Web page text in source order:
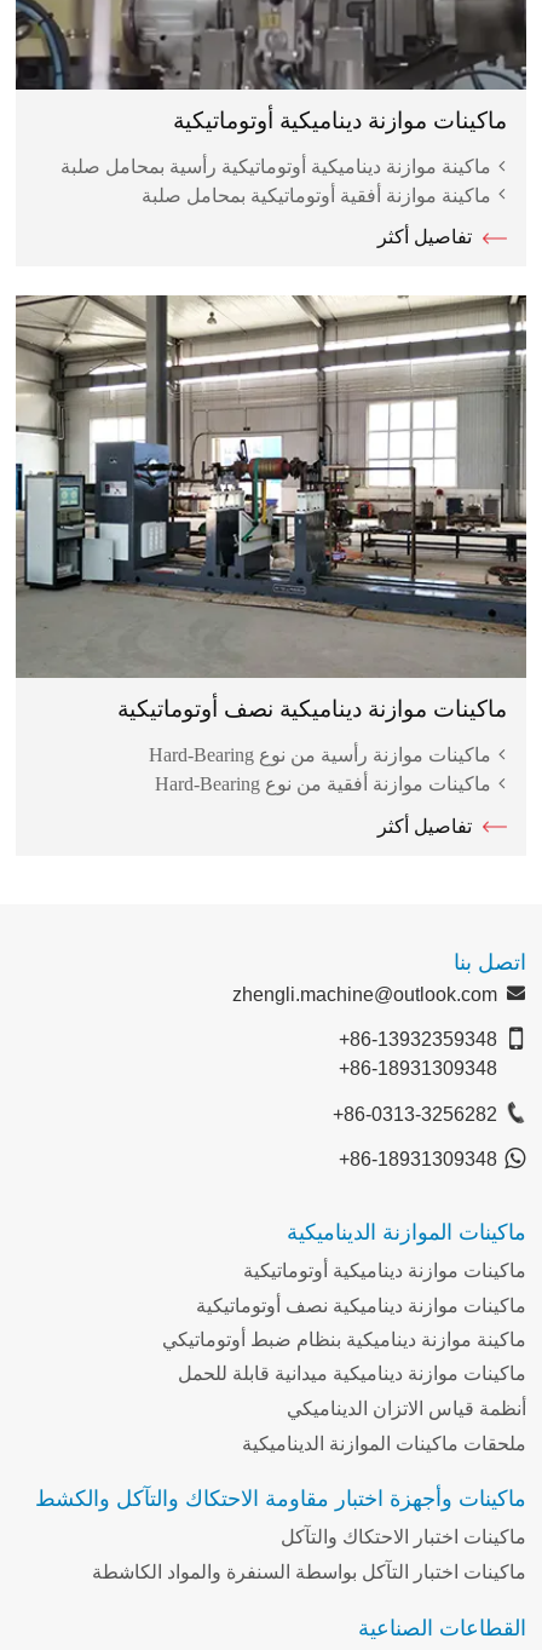
ماكينات موازنة ديناميكية أوتوماتيكية
ماكينة موازنة ديناميكية أوتوماتيكية رأسية بمحامل صلبة
ماكينة موازنة أفقية أوتوماتيكية بمحامل صلبة
تفاصيل أكثر
ماكينات موازنة ديناميكية نصف أوتوماتيكية
ماكينات موازنة رأسية من نوع Hard-Bearing
ماكينات موازنة أفقية من نوع Hard-Bearing
تفاصيل أكثر
اتصل بنا
zhengli.machine@outlook.com
+86-13932359348
+86-18931309348
+86-0313-3256282
+86-18931309348
ماكينات الموازنة الديناميكية
ماكينات موازنة ديناميكية أوتوماتيكية
ماكينات موازنة ديناميكية نصف أوتوماتيكية
ماكينة موازنة ديناميكية بنظام ضبط أوتوماتيكي
ماكينات موازنة ديناميكية ميدانية قابلة للحمل
أنظمة قياس الاتزان الديناميكي
ملحقات ماكينات الموازنة الديناميكية
ماكينات وأجهزة اختبار مقاومة الاحتكاك والتآكل والكشط
ماكينات اختبار الاحتكاك والتآكل
ماكينات اختبار التآكل بواسطة السنفرة والمواد الكاشطة
القطاعات الصناعية